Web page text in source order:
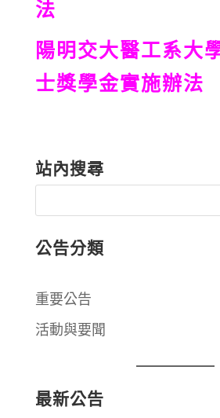
法
陽明交大醫工系大
士獎學金實施辦法
站內搜尋
公告分類
重要公告
活動與要聞
最新公告